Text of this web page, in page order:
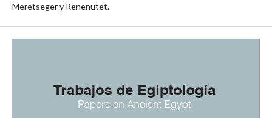
Meretseger y Renenutet.